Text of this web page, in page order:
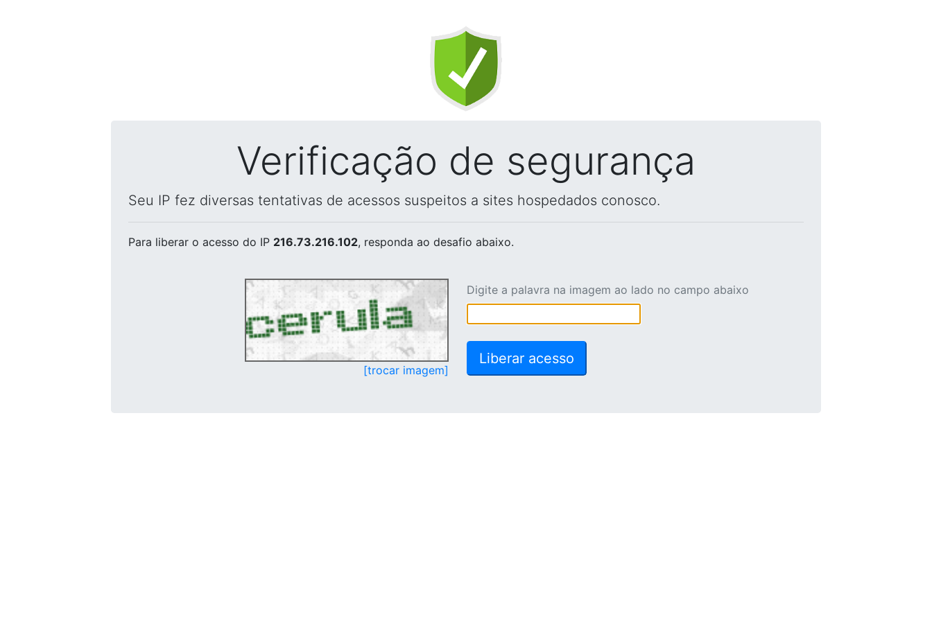
Verificação de segurança
Seu IP fez diversas tentativas de acessos suspeitos a sites hospedados conosco.
Para liberar o acesso do IP 216.73.216.102, responda ao desafio abaixo.
[trocar imagem]
Digite a palavra na imagem ao lado no campo abaixo